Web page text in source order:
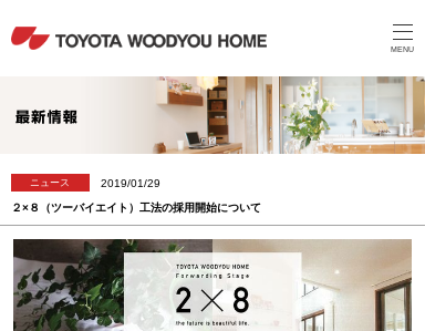
MENU
ニュース 2019/01/29
２×８（ツーバイエイト）工法の採用開始について